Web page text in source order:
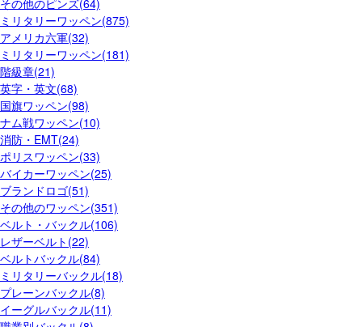
その他のピンズ(64)
ミリタリーワッペン(875)
アメリカ六軍(32)
ミリタリーワッペン(181)
階級章(21)
英字・英文(68)
国旗ワッペン(98)
ナム戦ワッペン(10)
消防・EMT(24)
ポリスワッペン(33)
バイカーワッペン(25)
ブランドロゴ(51)
その他のワッペン(351)
ベルト・バックル(106)
レザーベルト(22)
ベルトバックル(84)
ミリタリーバックル(18)
プレーンバックル(8)
イーグルバックル(11)